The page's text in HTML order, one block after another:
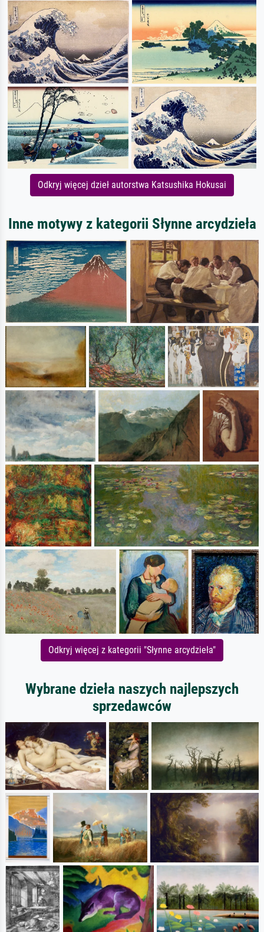
Odkryj więcej dzieł autorstwa Katsushika Hokusai
Inne motywy z kategorii Słynne arcydzieła
Odkryj więcej z kategorii "Słynne arcydzieła"
Wybrane dzieła naszych najlepszych
sprzedawców